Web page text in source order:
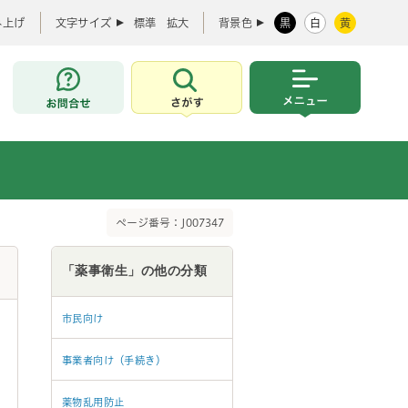
上げ 文字サイズ 標準 拡大 背景色 黒 白 黄
お問合せ
さがす
ページ番号：J007347
「薬事衛生」の他の分類
市民向け
事業者向け（手続き）
薬物乱用防止